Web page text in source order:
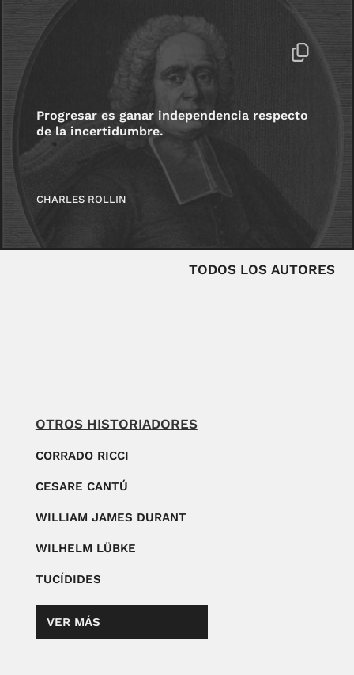
Progresar es ganar independencia respecto
de la incertidumbre.
CHARLES ROLLIN
TODOS LOS AUTORES
OTROS HISTORIADORES
CORRADO RICCI
CESARE CANTÚ
WILLIAM JAMES DURANT
WILHELM LÜBKE
TUCÍDIDES
VER MÁS